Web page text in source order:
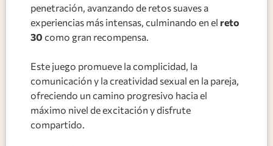
penetración, avanzando de retos suaves a
experiencias más intensas, culminando en el reto
30 como gran recompensa.
Este juego promueve la complicidad, la
comunicación y la creatividad sexual en la pareja,
ofreciendo un camino progresivo hacia el
máximo nivel de excitación y disfrute
compartido.